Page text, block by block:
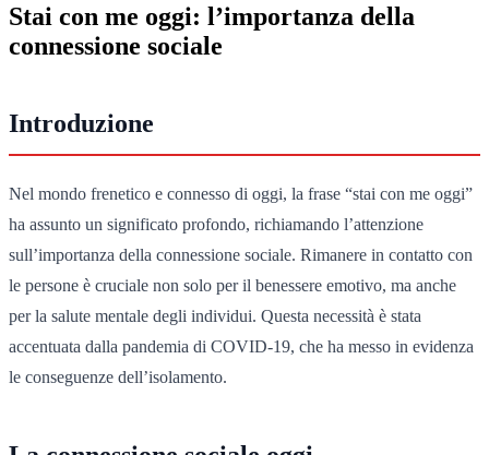
Stai con me oggi: l’importanza della
connessione sociale
Introduzione
Nel mondo frenetico e connesso di oggi, la frase “stai con me oggi”
ha assunto un significato profondo, richiamando l’attenzione
sull’importanza della connessione sociale. Rimanere in contatto con
le persone è cruciale non solo per il benessere emotivo, ma anche
per la salute mentale degli individui. Questa necessità è stata
accentuata dalla pandemia di COVID-19, che ha messo in evidenza
le conseguenze dell’isolamento.